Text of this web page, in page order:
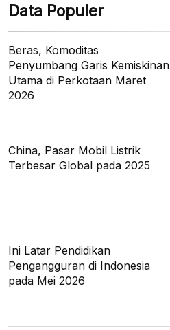
Data Populer
Beras, Komoditas
Penyumbang Garis Kemiskinan
Utama di Perkotaan Maret
2026
China, Pasar Mobil Listrik
Terbesar Global pada 2025
Ini Latar Pendidikan
Pengangguran di Indonesia
pada Mei 2026